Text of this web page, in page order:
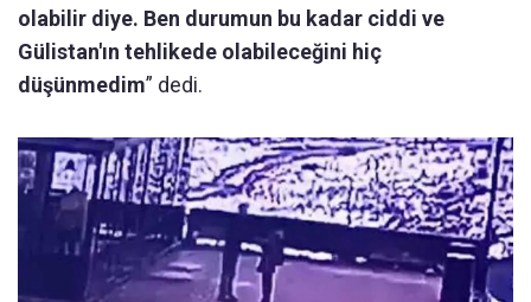
olabilir diye. Ben durumun bu kadar ciddi ve
Gülistan'ın tehlikede olabileceğini hiç
düşünmedim” dedi.